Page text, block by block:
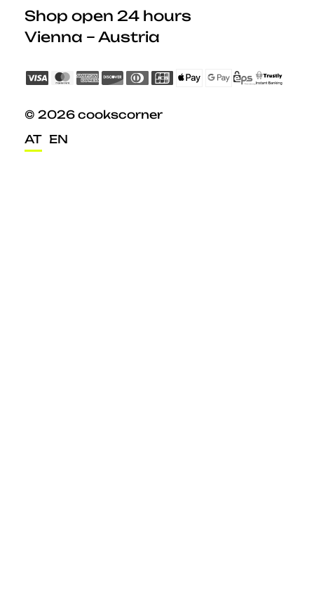
Shop open 24 hours
Vienna – Austria
© 2026 cookscorner
AT EN